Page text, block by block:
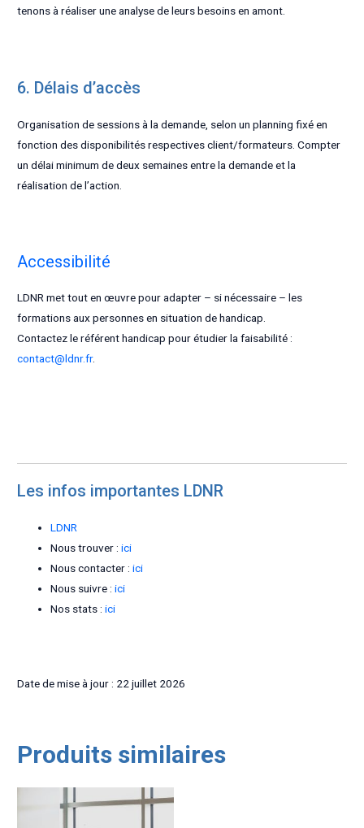
tenons à réaliser une analyse de leurs besoins en amont.
6. Délais d’accès
Organisation de sessions à la demande, selon un planning fixé en
fonction des disponibilités respectives client/formateurs. Compter
un délai minimum de deux semaines entre la demande et la
réalisation de l’action.
Accessibilité
LDNR met tout en œuvre pour adapter – si nécessaire – les
formations aux personnes en situation de handicap.
Contactez le référent handicap pour étudier la faisabilité :
contact@ldnr.fr.
Les infos importantes LDNR
LDNR
Nous trouver :ici
Nous contacter :ici
Nous suivre :ici
Nos stats :ici
Date de mise à jour : 22 juillet 2026
Produits similaires